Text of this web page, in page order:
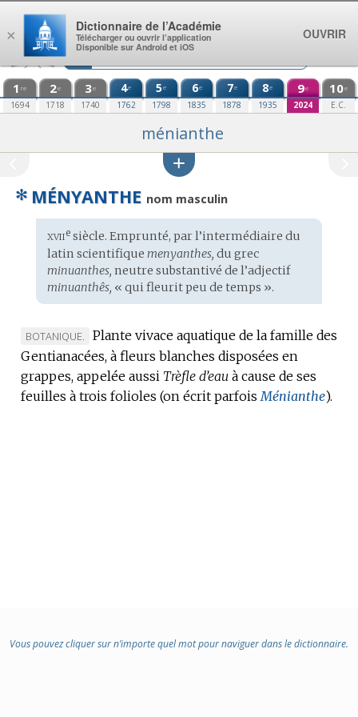
Aller au contenu
1 re
1694
2e
1718
3e
1740
4e
1762
5e
1798
6e
1835
7e
1878
8e
1935
9e
2024
10e
E.C.
ménianthe
✻ MÉNYANTHE nom masculin
Étymologie
:
xviiesiècle. Emprunté, par l’intermédiaire du
latin scientifique menyanthes, du grec
minuanthes, neutre substantivé de l’adjectif
minuanthês, « qui fleurit peu de temps ».
MARQUE
DE
DOMAINE
:
BOTANIQUE.
Plante vivace aquatique de la famille des
Gentianacées, à fleurs blanches disposées en
grappes, appelée aussi Trèfle d’eau à cause de ses
feuilles à trois folioles (on écrit parfois Ménianthe).
Vous pouvez cliquer sur n’importe quel mot pour naviguer dans le dictionnaire.
×
Dictionnaire de l’Académie
Télécharger ou ouvrir l’application
Disponible sur Android et iOS
OUVRIR